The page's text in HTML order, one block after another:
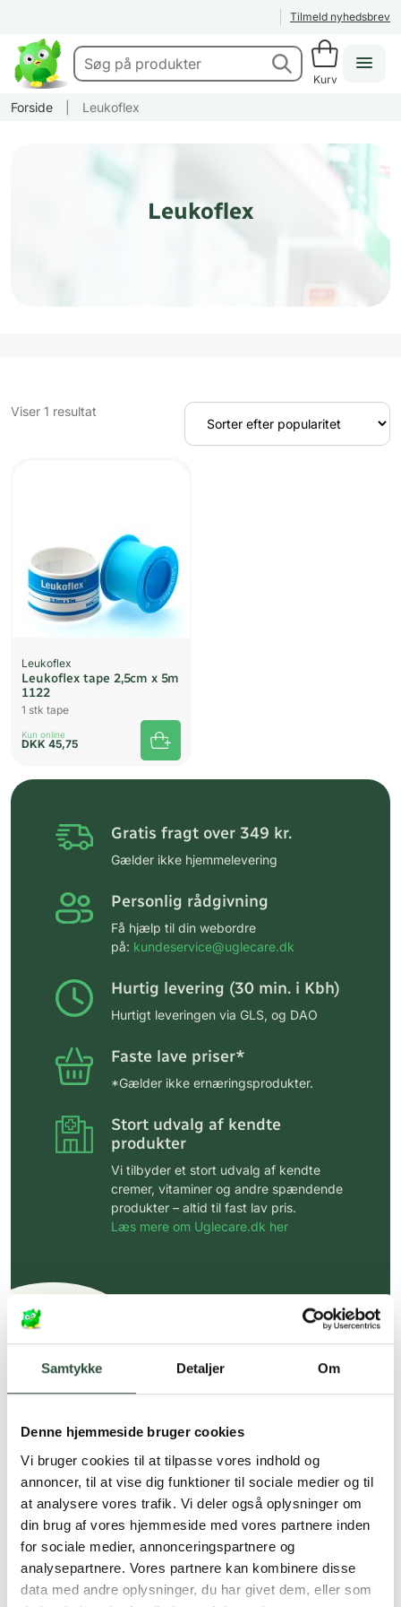
Samtykke Detaljer Om
Denne hjemmeside bruger cookies
Vi bruger cookies til at tilpasse vores indhold og
annoncer, til at vise dig funktioner til sociale medier og til
at analysere vores trafik. Vi deler også oplysninger om
din brug af vores hjemmeside med vores partnere inden
for sociale medier, annonceringspartnere og
analysepartnere. Vores partnere kan kombinere disse
data med andre oplysninger, du har givet dem, eller som
Tilmeld nyhedsbrev
Kurv
Forside Leukoflex
Leukoflex
Viser 1 resultat
Leukoflex
Leukoflex tape 2,5cm x 5m
1122
1 stk tape
Kun online
DKK 45,75
Gratis fragt over 349 kr.
Gælder ikke hjemmelevering
Personlig rådgivning
Få hjælp til din webordre
på: kundeservice@uglecare.dk
Hurtig levering (30 min. i Kbh)
Hurtigt leveringen via GLS, og DAO
Faste lave priser*
*Gælder ikke ernæringsprodukter.
Stort udvalg af kendte
produkter
Vi tilbyder et stort udvalg af kendte
cremer, vitaminer og andre spændende
produkter – altid til fast lav pris.
Læs mere om Uglecare.dk her